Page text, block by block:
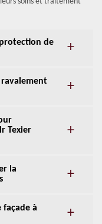
de
ravalement
Texier
la
à